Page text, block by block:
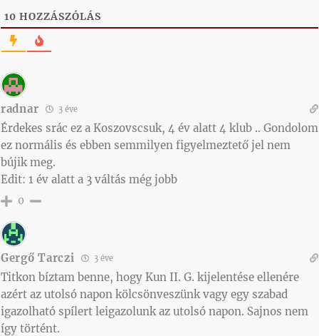
10 HOZZÁSZÓLÁS
radnar 3 éve
Érdekes srác ez a Koszovscsuk, 4 év alatt 4 klub .. Gondolom
ez normális és ebben semmilyen figyelmeztető jel nem
bújik meg.
Edit: 1 év alatt a 3 váltás még jobb
0
Gergő Tarczi 3 éve
Titkon bíztam benne, hogy Kun II. G. kijelentése ellenére
azért az utolsó napon kölcsönveszünk vagy egy szabad
igazolható spílert leigazolunk az utolsó napon. Sajnos nem
így történt.